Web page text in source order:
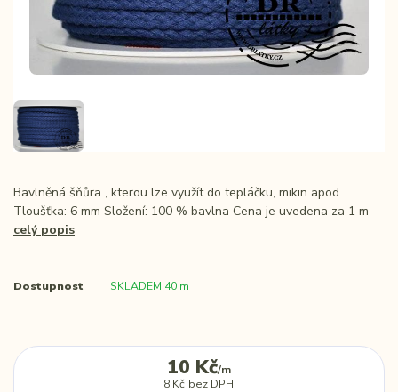
Bavlněná šňůra , kterou lze využít do tepláčku, mikin apod.
Tloušťka: 6 mm Složení: 100 % bavlna Cena je uvedena za 1 m
celý popis
Dostupnost SKLADEM 40 m
10 Kč/m
8 Kč bez DPH